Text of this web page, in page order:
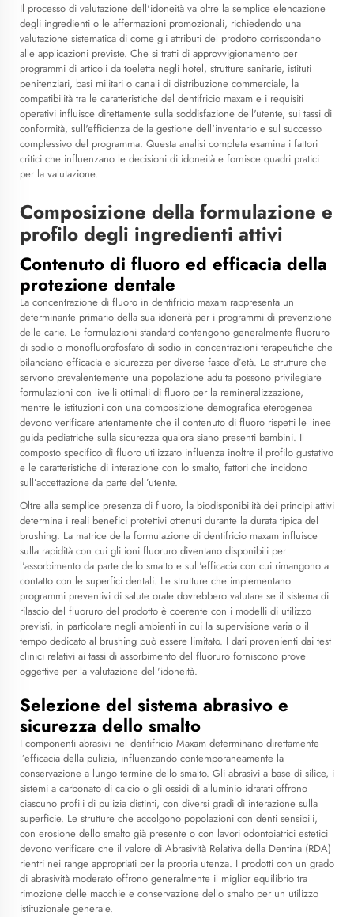
Il processo di valutazione dell'idoneità va oltre la semplice elencazione
degli ingredienti o le affermazioni promozionali, richiedendo una
valutazione sistematica di come gli attributi del prodotto corrispondano
alle applicazioni previste. Che si tratti di approvvigionamento per
programmi di articoli da toeletta negli hotel, strutture sanitarie, istituti
penitenziari, basi militari o canali di distribuzione commerciale, la
compatibilità tra le caratteristiche del dentifricio maxam e i requisiti
operativi influisce direttamente sulla soddisfazione dell'utente, sui tassi di
conformità, sull'efficienza della gestione dell'inventario e sul successo
complessivo del programma. Questa analisi completa esamina i fattori
critici che influenzano le decisioni di idoneità e fornisce quadri pratici
per la valutazione.
Composizione della formulazione e
profilo degli ingredienti attivi
Contenuto di fluoro ed efficacia della
protezione dentale
La concentrazione di fluoro in dentifricio maxam rappresenta un
determinante primario della sua idoneità per i programmi di prevenzione
delle carie. Le formulazioni standard contengono generalmente fluoruro
di sodio o monofluorofosfato di sodio in concentrazioni terapeutiche che
bilanciano efficacia e sicurezza per diverse fasce d’età. Le strutture che
servono prevalentemente una popolazione adulta possono privilegiare
formulazioni con livelli ottimali di fluoro per la remineralizzazione,
mentre le istituzioni con una composizione demografica eterogenea
devono verificare attentamente che il contenuto di fluoro rispetti le linee
guida pediatriche sulla sicurezza qualora siano presenti bambini. Il
composto specifico di fluoro utilizzato influenza inoltre il profilo gustativo
e le caratteristiche di interazione con lo smalto, fattori che incidono
sull’accettazione da parte dell’utente.
Oltre alla semplice presenza di fluoro, la biodisponibilità dei principi attivi
determina i reali benefici protettivi ottenuti durante la durata tipica del
brushing. La matrice della formulazione di dentifricio maxam influisce
sulla rapidità con cui gli ioni fluoruro diventano disponibili per
l'assorbimento da parte dello smalto e sull'efficacia con cui rimangono a
contatto con le superfici dentali. Le strutture che implementano
programmi preventivi di salute orale dovrebbero valutare se il sistema di
rilascio del fluoruro del prodotto è coerente con i modelli di utilizzo
previsti, in particolare negli ambienti in cui la supervisione varia o il
tempo dedicato al brushing può essere limitato. I dati provenienti dai test
clinici relativi ai tassi di assorbimento del fluoruro forniscono prove
oggettive per la valutazione dell'idoneità.
Selezione del sistema abrasivo e
sicurezza dello smalto
I componenti abrasivi nel dentifricio Maxam determinano direttamente
l’efficacia della pulizia, influenzando contemporaneamente la
conservazione a lungo termine dello smalto. Gli abrasivi a base di silice, i
sistemi a carbonato di calcio o gli ossidi di alluminio idratati offrono
ciascuno profili di pulizia distinti, con diversi gradi di interazione sulla
superficie. Le strutture che accolgono popolazioni con denti sensibili,
con erosione dello smalto già presente o con lavori odontoiatrici estetici
devono verificare che il valore di Abrasività Relativa della Dentina (RDA)
rientri nei range appropriati per la propria utenza. I prodotti con un grado
di abrasività moderato offrono generalmente il miglior equilibrio tra
rimozione delle macchie e conservazione dello smalto per un utilizzo
istituzionale generale.